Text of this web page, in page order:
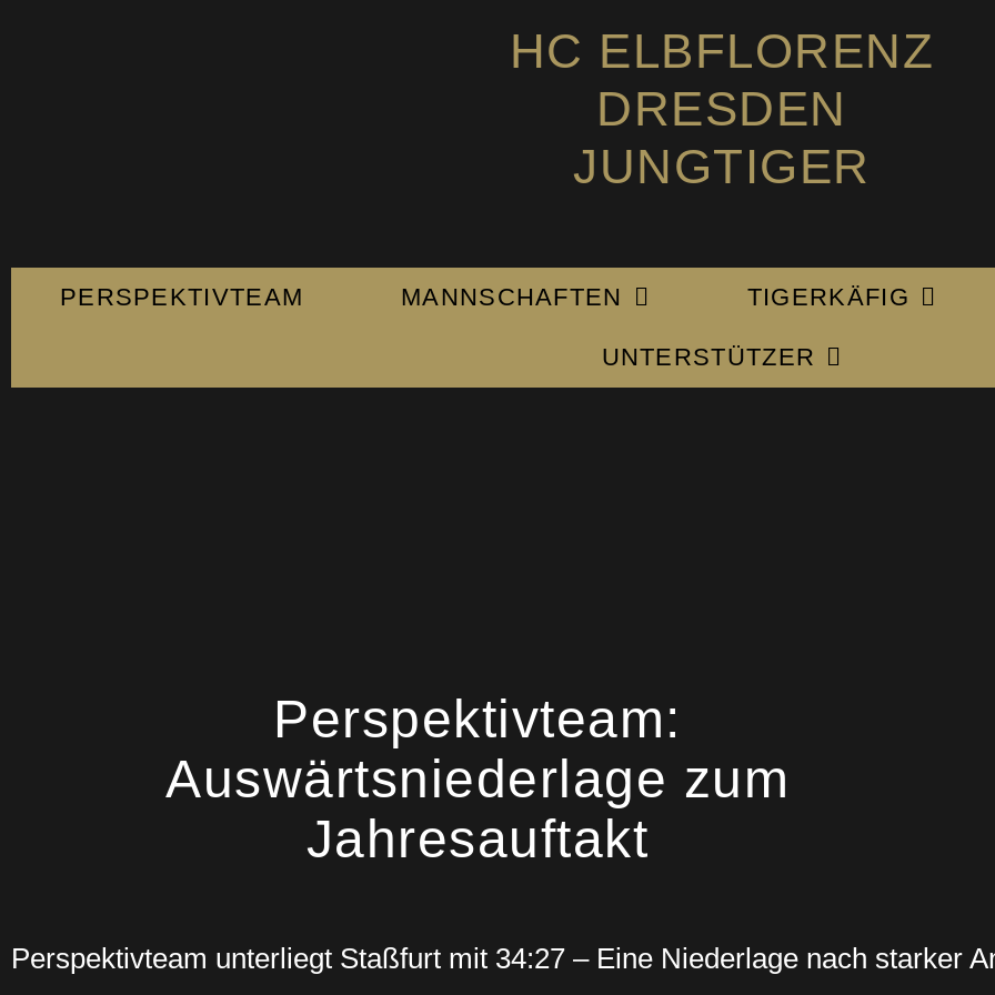
HC ELBFLORENZ
DRESDEN
JUNGTIGER
PERSPEKTIVTEAM MANNSCHAFTEN TIGERKÄFIG
UNTERSTÜTZER
Perspektivteam:
Auswärtsniederlage zum
Jahresauftakt
Perspektivteam unterliegt Staßfurt mit 34:27 – Eine Niederlage nach starker